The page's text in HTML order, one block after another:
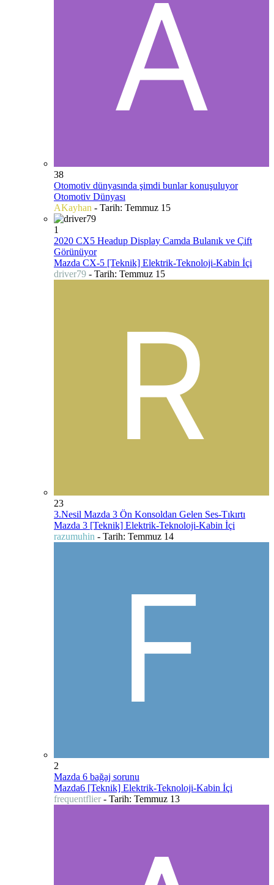
38
Otomotiv dünyasında şimdi bunlar konuşuluyor
Otomotiv Dünyası
AKayhan - Tarih: Temmuz 15
1
2020 CX5 Headup Display Camda Bulanık ve Çift
Görünüyor
Mazda CX-5 [Teknik] Elektrik-Teknoloji-Kabin İçi
driver79 - Tarih: Temmuz 15
23
3.Nesil Mazda 3 Ön Konsoldan Gelen Ses-Tıkırtı
Mazda 3 [Teknik] Elektrik-Teknoloji-Kabin İçi
razumuhin - Tarih: Temmuz 14
2
Mazda 6 bağaj sorunu
Mazda6 [Teknik] Elektrik-Teknoloji-Kabin İçi
frequentflier - Tarih: Temmuz 13